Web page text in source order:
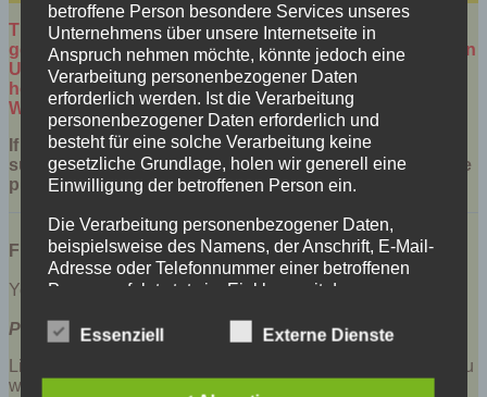
This page and the content has been automatically
generated for you to give you a basic idea of how a „Join
Us“ page should look like. You can customize this page
however you like it by editing this page from your
WordPress page editor.
If you end up changing the URL of this page then make
sure to update the URL value in the settings menu of the
plugin.
Free Membership
You get unlimited access to free membership content
Price: Free!
Link the following image to go to the Registration Page if you
want your visitors to be able to create a free membership
betroffene Person besondere Services unseres
Unternehmens über unsere Internetseite in
Anspruch nehmen möchte, könnte jedoch eine
Verarbeitung personenbezogener Daten
erforderlich werden. Ist die Verarbeitung
personenbezogener Daten erforderlich und
besteht für eine solche Verarbeitung keine
gesetzliche Grundlage, holen wir generell eine
Einwilligung der betroffenen Person ein.
Die Verarbeitung personenbezogener Daten,
beispielsweise des Namens, der Anschrift, E-Mail-
Adresse oder Telefonnummer einer betroffenen
Person, erfolgt stets im Einklang mit der
Übereinstimmung mit den für uns geltenden
Mittels dieser Datenschutzerklärung möchte unser
Essenziell Externe Dienste